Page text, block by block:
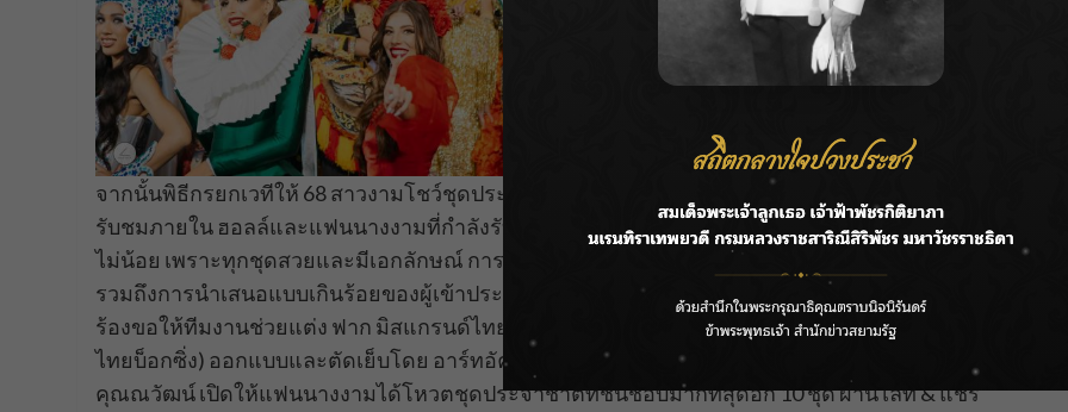
จากนั้นพิธีกรยกเวทีให้ 68 สาวงามโชว์ชุดประจำชาติฝีมือดีไซน์เนอร์จากทั่วโลก ออกสู่สายตาผู้ชมที่กำลัง
รับชมภายใน ฮอลล์และแฟนนางงามที่กำลังรับชมผ่านทาง Youtube : GRAND TV งานนี้สร้างความหนักใจ
ไม่น้อย เพราะทุกชุดสวยและมีเอกลักษณ์ การตัดเย็บที่ต้องเป็นยอดฝีมือเท่านั้นจึงจะสร้างสรรค์ออกมาได้
รวมถึงการนำเสนอแบบเกินร้อยของผู้เข้าประกวด หลายชุดใหญ่อลังการเต็มเวที บางชุดหนักจนต้อง
ร้องขอให้ทีมงานช่วยแต่ง ฟาก มิสแกรนด์ไทยแลนด์ ออกมาในชุด HANUMAN THAI BOXING (หนุมาน
ไทยบ็อกซิ่ง) ออกแบบและตัดเย็บโดย อาร์ทอัครัช เนรมิตศิลป์ ซึ่งกรรมการต้องตัดสินเลือก 10 ชุดที่ดีที่สุด
คุณณวัฒน์ เปิดให้แฟนนางงามได้โหวตชุดประจำชาติที่ชื่นชอบมากที่สุดอีก 10 ชุด ผ่านไลท์ & แชร์